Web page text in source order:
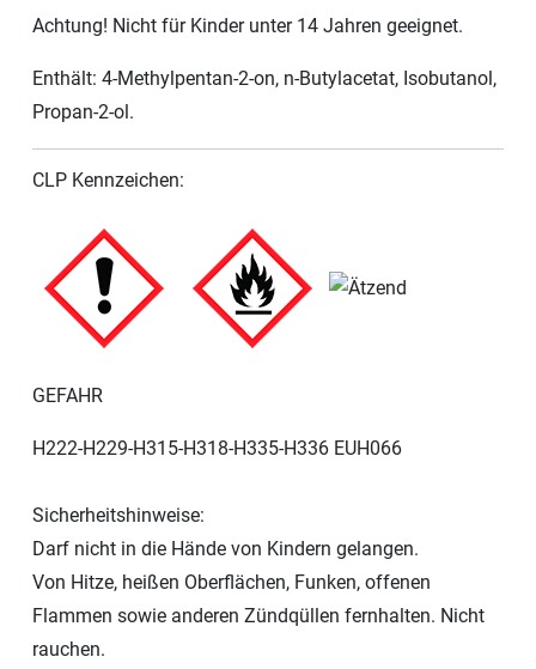
Achtung! Nicht für Kinder unter 14 Jahren geeignet.
Enthält: 4-Methylpentan-2-on, n-Butylacetat, Isobutanol,
Propan-2-ol.
CLP Kennzeichen:
GEFAHR
H222-H229-H315-H318-H335-H336 EUH066
Sicherheitshinweise:
Darf nicht in die Hände von Kindern gelangen.
Von Hitze, heißen Oberflächen, Funken, offenen
Flammen sowie anderen Zündqüllen fernhalten. Nicht
rauchen.